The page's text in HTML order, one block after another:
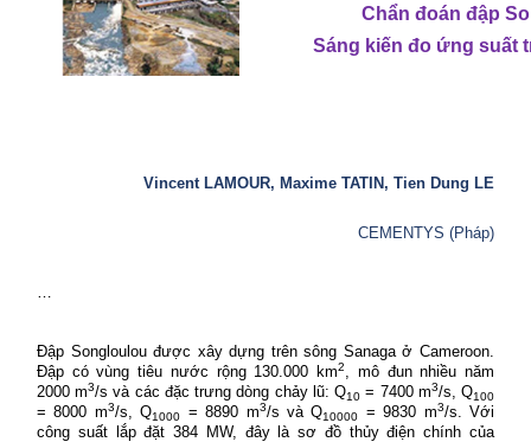
Chẩn đoán đập
Sáng kiến đo ứng suất
Vincent LAMOUR, Maxime TATIN, Tien Dung LE
CEMENTYS (Pháp)
…
Đập Songloulou được xây dựng trên sông Sanaga ở Cameroon.
Đập có vùng tiêu nước rộng 130.000 km2, mô đun nhiều năm
2000 m3/s và các đặc trưng dòng chảy lũ: Q10 = 7400 m3/s, Q100
= 8000 m3/s, Q1000 = 8890 m3/s và Q10000 = 9830 m3/s. Với
công suất lắp đặt 384 MW, đây là sơ đồ thủy điện chính của